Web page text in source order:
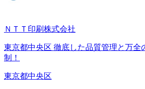
ＮＴＴ印刷株式会社
東京都中央区 徹底した品質管理と万全
制！
東京都中央区